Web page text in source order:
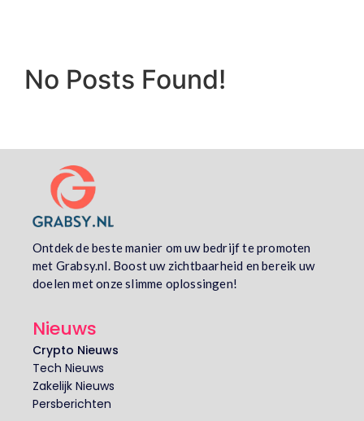
No Posts Found!
Ontdek de beste manier om uw bedrijf te promoten
met Grabsy.nl. Boost uw zichtbaarheid en bereik uw
doelen met onze slimme oplossingen!
Nieuws
Crypto Nieuws
Tech Nieuws
Zakelijk Nieuws
Persberichten